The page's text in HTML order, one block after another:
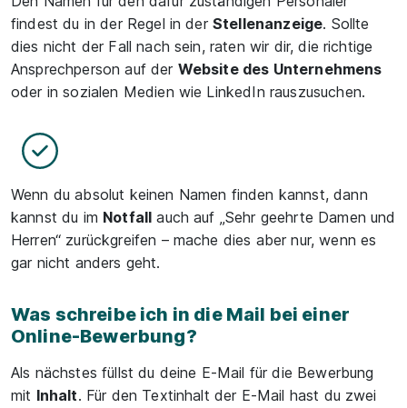
findest du in der Regel in der Stellenanzeige. Sollte
dies nicht der Fall nach sein, raten wir dir, die richtige
Ansprechperson auf der Website des Unternehmens
oder in sozialen Medien wie LinkedIn rauszusuchen.
Wenn du absolut keinen Namen finden kannst, dann
kannst du im Notfall auch auf „Sehr geehrte Damen und
Herren“ zurückgreifen – mache dies aber nur, wenn es
gar nicht anders geht.
Was schreibe ich in die Mail bei einer
Online-Bewerbung?
Als nächstes füllst du deine E-Mail für die Bewerbung
mit Inhalt. Für den Textinhalt der E-Mail hast du zwei